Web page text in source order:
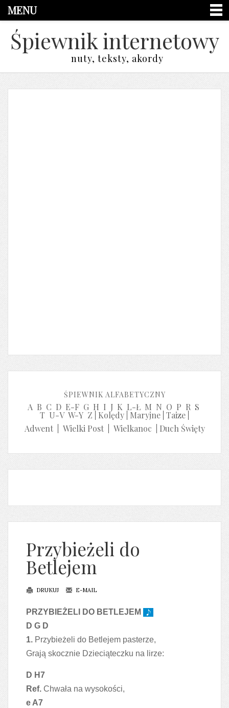
MENU
Śpiewnik internetowy
nuty, teksty, akordy
ŚPIEWNIK ALFABETYCZNY
A B C D E-F G H I J K L-Ł M N O P R S
T U-V W-Y Z Kolędy Maryjne Taize
Adwent| Wielki Post| Wielkanoc Duch Święty
Przybieżeli do
Betlejem
DRUKUJ E-MAIL
PRZYBIEŻELI DO BETLEJEM
D G D
1. Przybieżeli do Betlejem pasterze,
Grają skocznie Dzieciąteczku na lirze:
D H7
Ref. Chwała na wysokości,
e A7